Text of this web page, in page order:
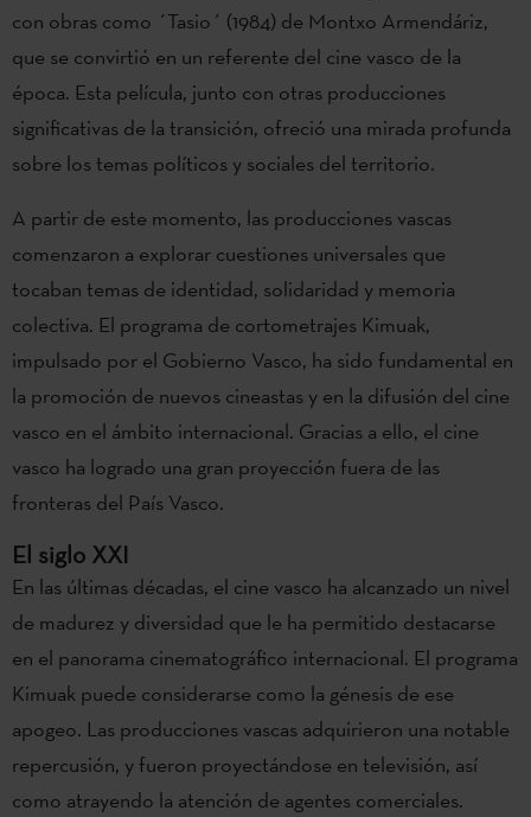
con obras como ´Tasio´ (1984) de Montxo Armendáriz,
que se convirtió en un referente del cine vasco de la
época. Esta película, junto con otras producciones
significativas de la transición, ofreció una mirada profunda
sobre los temas políticos y sociales del territorio.
A partir de este momento, las producciones vascas
comenzaron a explorar cuestiones universales que
tocaban temas de identidad, solidaridad y memoria
colectiva. El programa de cortometrajes Kimuak,
impulsado por el Gobierno Vasco, ha sido fundamental en
la promoción de nuevos cineastas y en la difusión del cine
vasco en el ámbito internacional. Gracias a ello, el cine
vasco ha logrado una gran proyección fuera de las
fronteras del País Vasco.
El siglo XXI
En las últimas décadas, el cine vasco ha alcanzado un nivel
de madurez y diversidad que le ha permitido destacarse
en el panorama cinematográfico internacional. El programa
Kimuak puede considerarse como la génesis de ese
apogeo. Las producciones vascas adquirieron una notable
repercusión, y fueron proyectándose en televisión, así
como atrayendo la atención de agentes comerciales.